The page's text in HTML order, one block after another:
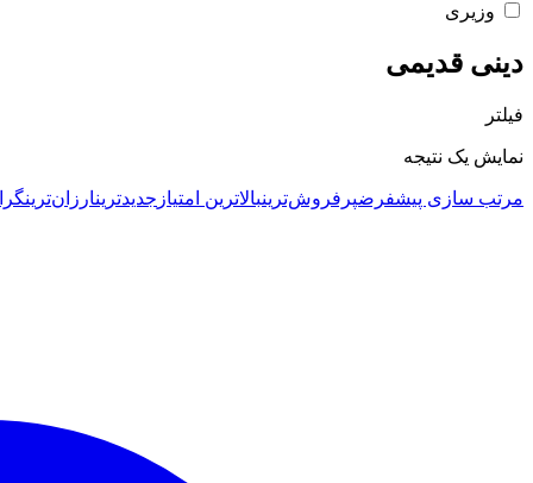
وزیری
دینی قدیمی
فیلتر
نمایش یک نتیجه
مرتب سازی پیشفرضپرفروش‌ترینبالاترین امتیاز جدیدترینارزان‌ترین